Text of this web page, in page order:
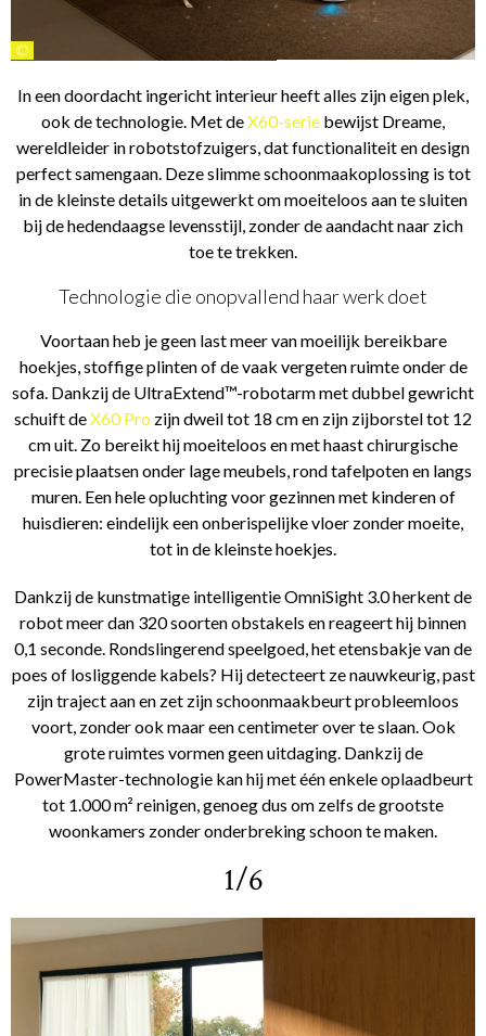
©
In een doordacht ingericht interieur heeft alles zijn eigen plek,
ook de technologie. Met deX60-serie bewijst Dreame,
wereldleider in robotstofzuigers, dat functionaliteit en design
perfect samengaan. Deze slimme schoonmaakoplossing is tot
in de kleinste details uitgewerkt om moeiteloos aan te sluiten
bij de hedendaagse levensstijl, zonder de aandacht naar zich
toe te trekken.
Technologie die onopvallend haar werk doet
Voortaan heb je geen last meer van moeilijk bereikbare
hoekjes, stoffige plinten of de vaak vergeten ruimte onder de
sofa. Dankzij de UltraExtend™-robotarm met dubbel gewricht
schuift deX60 Pro zijn dweil tot 18 cm en zijn zijborstel tot 12
cm uit. Zo bereikt hij moeiteloos en met haast chirurgische
precisie plaatsen onder lage meubels, rond tafelpoten en langs
muren. Een hele opluchting voor gezinnen met kinderen of
huisdieren: eindelijk een onberispelijke vloer zonder moeite,
tot in de kleinste hoekjes.
Dankzij de kunstmatige intelligentie OmniSight 3.0 herkent de
robot meer dan 320 soorten obstakels en reageert hij binnen
0,1 seconde. Rondslingerend speelgoed, het etensbakje van de
poes of losliggende kabels? Hij detecteert ze nauwkeurig, past
zijn traject aan en zet zijn schoonmaakbeurt probleemloos
voort, zonder ook maar een centimeter over te slaan. Ook
grote ruimtes vormen geen uitdaging. Dankzij de
PowerMaster-technologie kan hij met één enkele oplaadbeurt
tot 1.000 m² reinigen, genoeg dus om zelfs de grootste
woonkamers zonder onderbreking schoon te maken.
1/6